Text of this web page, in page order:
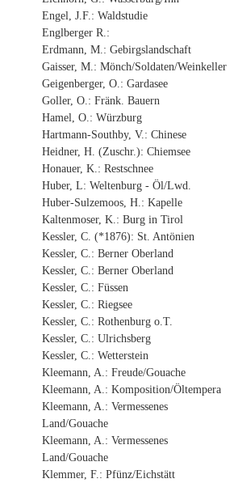
Engel, J.F.: Waldstudie
Englberger R.:
Erdmann, M.: Gebirgslandschaft
Gaisser, M.: Mönch/Soldaten/Weinkeller
Geigenberger, O.: Gardasee
Goller, O.: Fränk. Bauern
Hamel, O.: Würzburg
Hartmann-Southby, V.: Chinese
Heidner, H. (Zuschr.): Chiemsee
Honauer, K.: Restschnee
Huber, L: Weltenburg - Öl/Lwd.
Huber-Sulzemoos, H.: Kapelle
Kaltenmoser, K.: Burg in Tirol
Kessler, C. (*1876): St. Antönien
Kessler, C.: Berner Oberland
Kessler, C.: Berner Oberland
Kessler, C.: Füssen
Kessler, C.: Riegsee
Kessler, C.: Rothenburg o.T.
Kessler, C.: Ulrichsberg
Kessler, C.: Wetterstein
Kleemann, A.: Freude/Gouache
Kleemann, A.: Komposition/Öltempera
Kleemann, A.: Vermessenes
Land/Gouache
Kleemann, A.: Vermessenes
Land/Gouache
Klemmer, F.: Pfünz/Eichstätt